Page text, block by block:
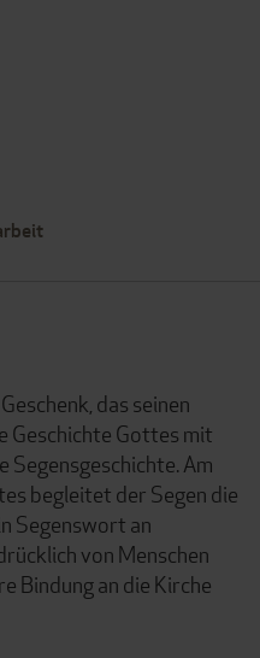
das seinen
Geschichte Gottes mit
Segensgeschichte. Am
begleitet der Segen die
Segenswort an
von Menschen
Bindung an die Kirche